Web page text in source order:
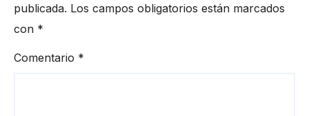
publicada. Los campos obligatorios están marcados
con *
Comentario *